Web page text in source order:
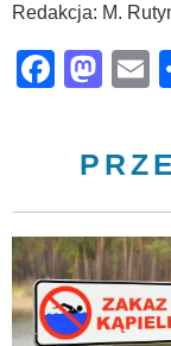
Redakcja: M.